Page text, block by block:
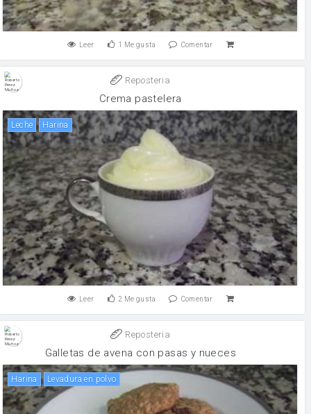
Leer 1 Me gusta Comentar
Reposteria
Crema pastelera
leche harina
Leer 2 Me gusta Comentar
Reposteria
Galletas de avena con pasas y nueces
harina levadura en polvo